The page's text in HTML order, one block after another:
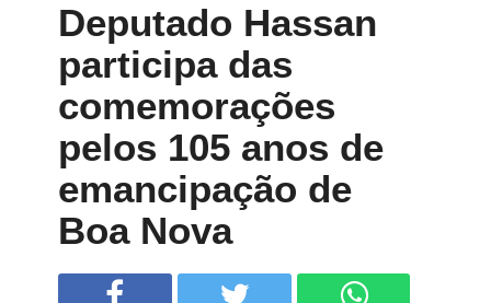
Deputado Hassan
participa das
comemorações
pelos 105 anos de
emancipação de
Boa Nova